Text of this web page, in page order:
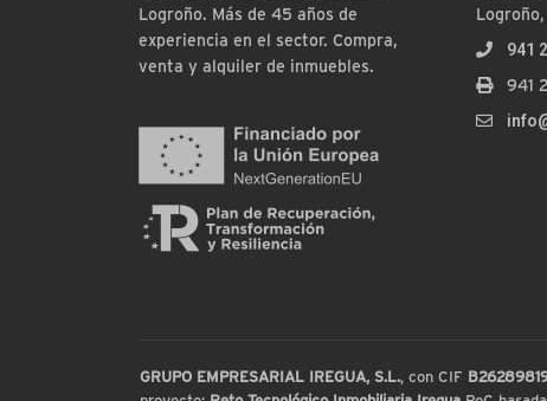
Logroño. Más de 45 años de
experiencia en el sector. Compra,
venta y alquiler de inmuebles.
941
941
GRUPO EMPRESARIAL IREGUA, S.L., con CIF